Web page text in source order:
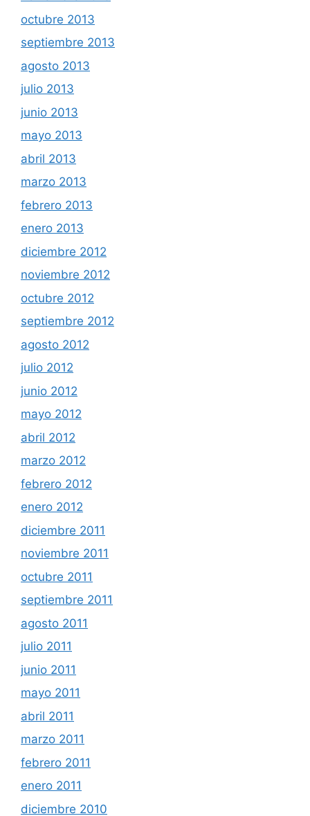
octubre 2013
septiembre 2013
agosto 2013
julio 2013
junio 2013
mayo 2013
abril 2013
marzo 2013
febrero 2013
enero 2013
diciembre 2012
noviembre 2012
octubre 2012
septiembre 2012
agosto 2012
julio 2012
junio 2012
mayo 2012
abril 2012
marzo 2012
febrero 2012
enero 2012
diciembre 2011
noviembre 2011
octubre 2011
septiembre 2011
agosto 2011
julio 2011
junio 2011
mayo 2011
abril 2011
marzo 2011
febrero 2011
enero 2011
diciembre 2010